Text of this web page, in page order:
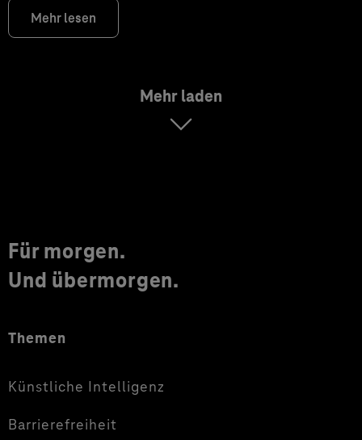
Mehr lesen
Mehr laden
Für morgen.
Und übermorgen.
Themen
Künstliche Intelligenz
Barrierefreiheit